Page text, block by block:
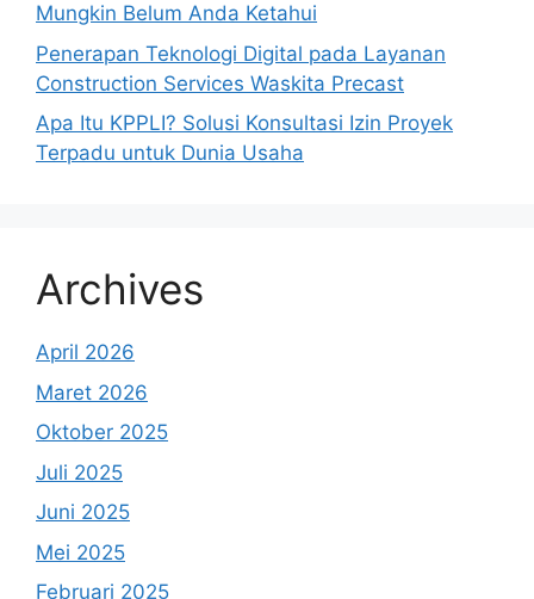
Mungkin Belum Anda Ketahui
Penerapan Teknologi Digital pada Layanan
Construction Services Waskita Precast
Apa Itu KPPLI? Solusi Konsultasi Izin Proyek
Terpadu untuk Dunia Usaha
Archives
April 2026
Maret 2026
Oktober 2025
Juli 2025
Juni 2025
Mei 2025
Februari 2025